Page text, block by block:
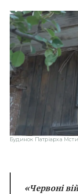
Будинок Патріарха
«Червоні